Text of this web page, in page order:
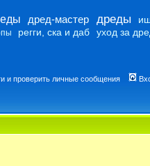
дред-мастер дреды
регги, ска и даб уход за
и проверить личные сообщения